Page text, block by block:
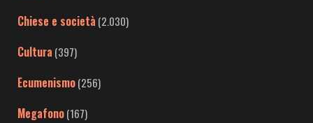
Chiese e società (2.030)
Cultura (397)
Ecumenismo(256)
Megafono(167)